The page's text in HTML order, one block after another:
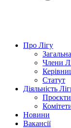
Про Лігу
Члени
Статут
Діяльність
Новини
Вакансії